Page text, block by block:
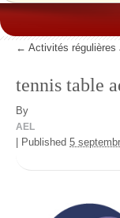
← Activités régulières
tennis table
By
AEL
Published 5